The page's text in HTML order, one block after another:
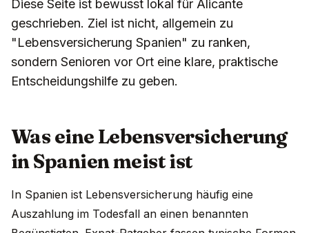
Diese Seite ist bewusst lokal für Alicante
geschrieben. Ziel ist nicht, allgemein zu
"Lebensversicherung Spanien" zu ranken,
sondern Senioren vor Ort eine klare, praktische
Entscheidungshilfe zu geben.
Was eine Lebensversicherung
in Spanien meist ist
In Spanien ist Lebensversicherung häufig eine
Auszahlung im Todesfall an einen benannten